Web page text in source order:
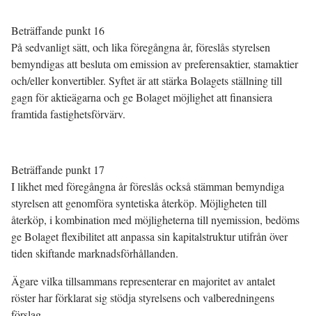
Beträffande punkt 16
På sedvanligt sätt, och lika föregångna år, föreslås styrelsen
bemyndigas att besluta om emission av preferensaktier, stamaktier
och/eller konvertibler. Syftet är att stärka Bolagets ställning till
gagn för aktieägarna och ge Bolaget möjlighet att finansiera
framtida fastighetsförvärv.
Beträffande punkt 17
I likhet med föregångna år föreslås också stämman bemyndiga
styrelsen att genomföra syntetiska återköp. Möjligheten till
återköp, i kombination med möjligheterna till nyemission, bedöms
ge Bolaget flexibilitet att anpassa sin kapitalstruktur utifrån över
tiden skiftande marknadsförhållanden.
Ägare vilka tillsammans representerar en majoritet av antalet
röster har förklarat sig stödja styrelsens och valberedningens